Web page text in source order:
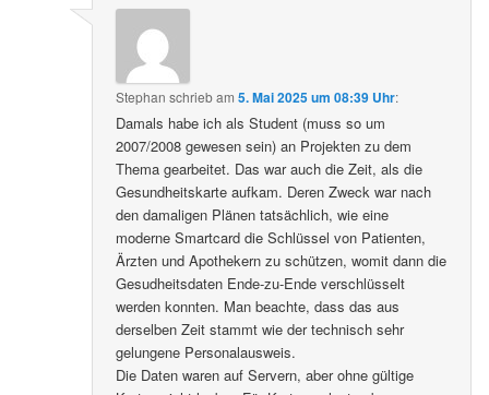
Stephan schriebam5. Mai 2025 um 08:39 Uhr:
Damals habe ich als Student (muss so um
2007/2008 gewesen sein) an Projekten zu dem
Thema gearbeitet. Das war auch die Zeit, als die
Gesundheitskarte aufkam. Deren Zweck war nach
den damaligen Plänen tatsächlich, wie eine
moderne Smartcard die Schlüssel von Patienten,
Ärzten und Apothekern zu schützen, womit dann die
Gesudheitsdaten Ende-zu-Ende verschlüsselt
werden konnten. Man beachte, dass das aus
derselben Zeit stammt wie der technisch sehr
gelungene Personalausweis.
Die Daten waren auf Servern, aber ohne gültige